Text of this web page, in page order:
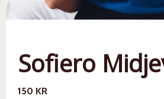
Sofiero
150 KR